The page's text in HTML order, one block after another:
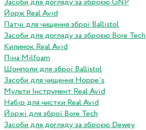
Засоби для догляду за зброєю GNP
Йорж Real Avid
Патчі для чищення зброї Ballistol
Засоби для догляду за зброєю Bore Tech
Килимок Real Avid
Піна Milfoam
Шомполи для зброї Ballistol
Засоби для чищення Hoppe`s
Мульти Інструмент Real Avid
Набір для чистки Real Avid
Йоржі для зброї Bore Tech
Засоби для догляду за зброєю Dewey